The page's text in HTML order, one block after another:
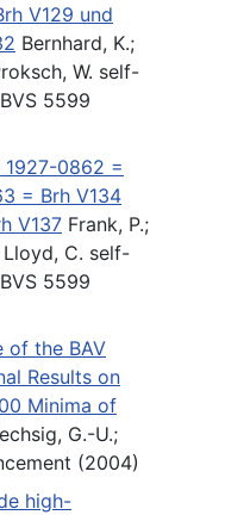
V129 und
Bernhard, K.;
W. self-
5599
1927-0862 =
= Brh V134
V137 Frank, P.;
Lloyd, C. self-
5599
of the BAV
Results on
Minima of
G.-U.;
(2004)
high-